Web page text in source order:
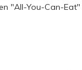
"All-You-Can-